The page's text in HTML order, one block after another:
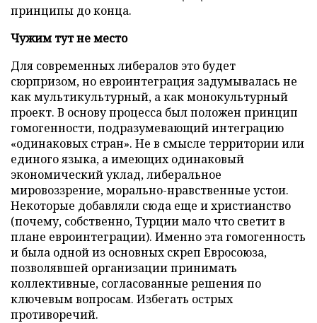
принципы до конца.
Чужим тут не место
Для современных либералов это будет
сюрпризом, но евроинтеграция задумывалась не
как мультикультурный, а как монокультурный
проект. В основу процесса был положен принцип
гомогенности, подразумевающий интеграцию
«одинаковых стран». Не в смысле территории или
единого языка, а имеющих одинаковый
экономический уклад, либеральное
мировоззрение, морально-нравственные устои.
Некоторые добавляли сюда еще и христианство
(почему, собственно, Турции мало что светит в
плане евроинтеграции). Именно эта гомогенность
и была одной из основных скреп Евросоюза,
позволявшей организации принимать
коллективные, согласованные решения по
ключевым вопросам. Избегать острых
противоречий.